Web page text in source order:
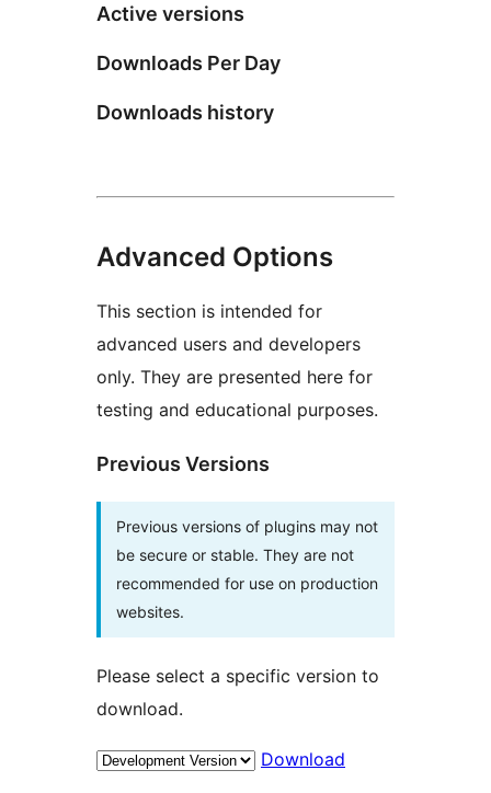
Active versions
Downloads Per Day
Downloads history
Advanced Options
This section is intended for
advanced users and developers
only. They are presented here for
testing and educational purposes.
Previous Versions
Previous versions of plugins may not
be secure or stable. They are not
recommended for use on production
websites.
Please select a specific version to
download.
Download